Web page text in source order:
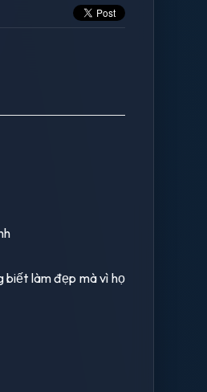
biết làm đẹp mà vì họ